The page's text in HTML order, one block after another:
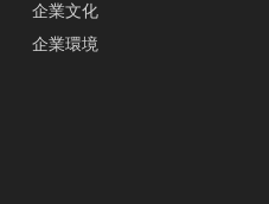
企業文化
企業環境